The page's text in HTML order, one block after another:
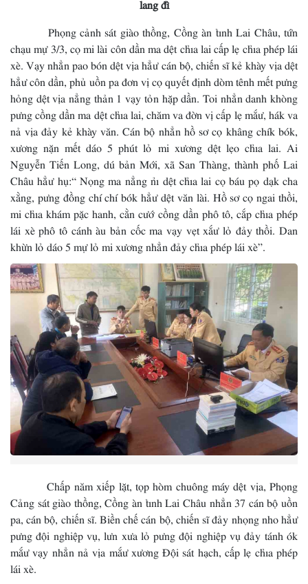
Phọng cảnh sát giào thồng, Cồng àn tỉnh Lai Châu, tứn
chạu mự 3/3, cọ mi lài côn dần ma dệt chỉa lai cấp lẹ chỉa phép lái
xè. Vạy nhẳn pao bón dệt vịa hẳư cán bộ, chiến sĩ kẻ khày vịa dệt
hẳư côn dần, phủ uồn pa đơn vị cọ quyết định dòm tênh mết pưng
hỏng dệt vịa nẳng thản 1 vạy tỏn hặp dần. Toi nhẳn danh khòng
pưng cồng dần ma dệt chỉa lai, chăm va đờn vị cấp lẹ mắư, hák va
nả vịa đảy kẻ khày văn. Cán bộ nhẳn hồ sơ cọ khâng chík bók,
xương nặn mết dáo 5 phút lỏ mi xương dệt lẹo chỉa lai. Ai
Nguyễn Tiến Long, dú bản Mới, xã San Thàng, thành phố Lai
Châu hẳư hụ:“ Nọng ma nẳng nỉ dệt chỉa lai cọ báu pọ dạk cha
xằng, pưng đồng chí chí bók hẳư dệt văn lài. Hồ sơ cọ ngai thồi,
mi chỉa khám pặc hanh, cằn cướ cồng dần phô tô, cắp chỉa phép
lái xè phô tô cánh àu bản cốc ma vạy vẹt xắư lỏ đảy thồi. Dan
khừn lỏ dáo 5 mự lỏ mi xương nhẳn đảy chỉa phép lái xè”.
Chấp năm xiếp lặt, tọp hòm chuông máy dệt vịa, Phọng
Cảng sát giào thồng, Cồng àn tỉnh Lai Châu nhẳn 37 cán bộ uồn
pa, cán bộ, chiến sĩ. Biền chế cán bộ, chiến sĩ đảy nhọng nho hẳư
pưng đội nghiệp vụ, lưn xưa lỏ pưng đội nghiệp vụ đảy tánh ók
mắư vạy nhẳn nả vịa mắư xương Đội sát hạch, cấp lẹ chỉa phép
lái xè.